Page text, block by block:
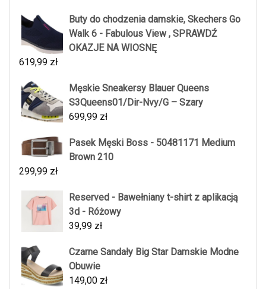
Buty do chodzenia damskie, Skechers Go
Walk 6 - Fabulous View , SPRAWDŹ
OKAZJE NA WIOSNĘ
619,99 zł
Męskie Sneakersy Blauer Queens
S3Queens01/Dir-Nvy/G – Szary
699,99 zł
Pasek Męski Boss - 50481171 Medium
Brown 210
299,99 zł
Reserved - Bawełniany t-shirt z aplikacją
3d - Różowy
39,99 zł
Czarne Sandały Big Star Damskie Modne
Obuwie
149,00 zł